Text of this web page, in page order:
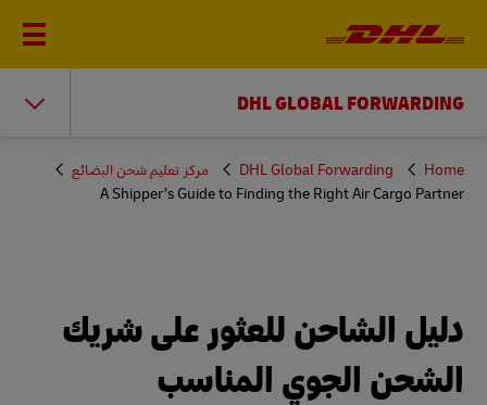
DHL GLOBAL FORWARDING
You
are
here
Home
DHL Global Forwarding
مركز تعليم شحن البضائع
A Shipper’s Guide to Finding the Right Air Cargo Partner
دليل الشاحن للعثور على شريك
الشحن الجوي المناسب